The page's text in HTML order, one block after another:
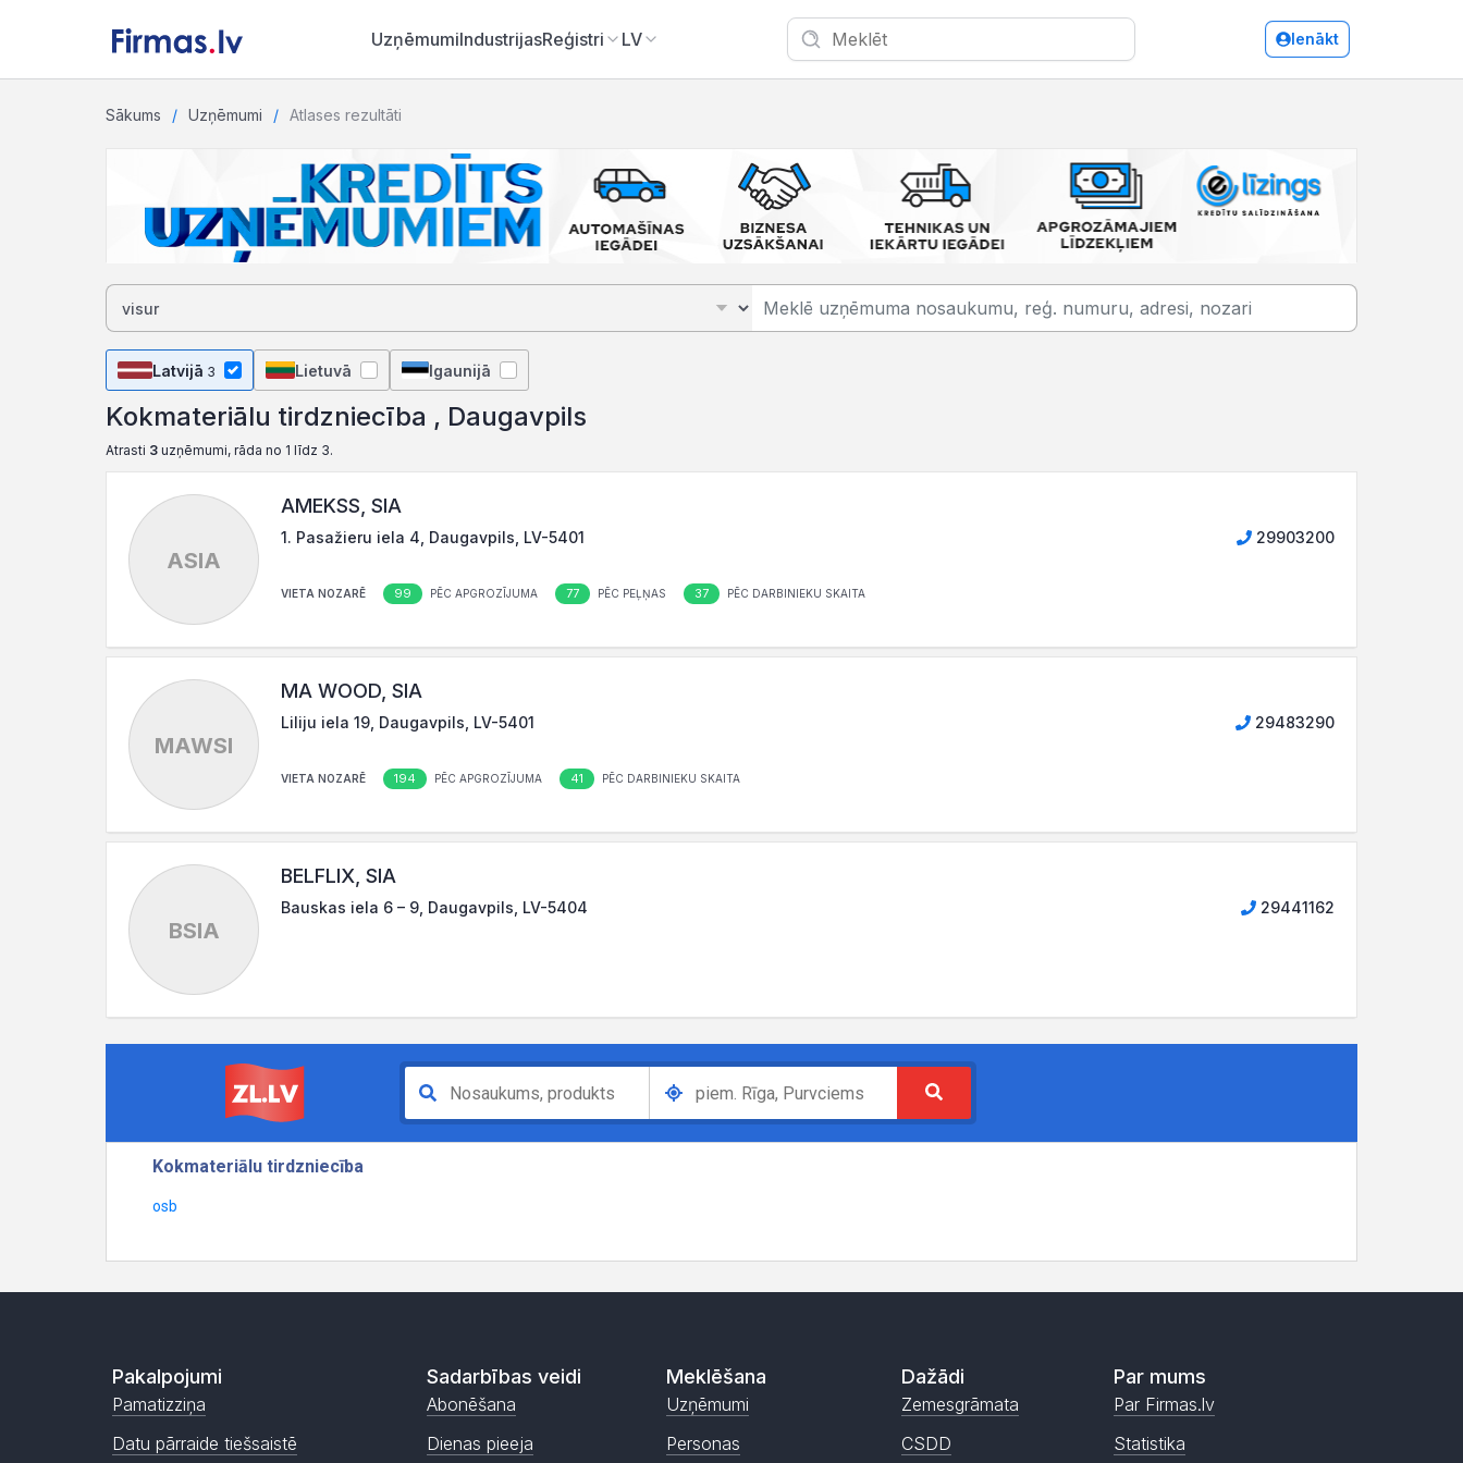
UzņēmumiIndustrijasReģistri LV Ienākt
Sākums Uzņēmumi Atlases rezultāti
Daugavpils/Kokmateriālu tirdzniecība
Latvijā 3 Lietuvā Igaunijā
Kokmateriālu tirdzniecība , Daugavpils
Atrasti 3 uzņēmumi, rāda no 1 līdz 3.
ASIA
AMEKSS, SIA
1. Pasažieru iela 4, Daugavpils, LV-5401 29903200
VIETA NOZARĒ 99 PĒC APGROZĪJUMA 77 PĒC PEĻŅAS 37 PĒC DARBINIEKU SKAITA
MAWSI
MA WOOD, SIA
Liliju iela 19, Daugavpils, LV-5401 29483290
VIETA NOZARĒ 194 PĒC APGROZĪJUMA 41 PĒC DARBINIEKU SKAITA
BSIA
BELFLIX, SIA
Bauskas iela 6 – 9, Daugavpils, LV-5404 29441162
Pakalpojumi
Pamatizziņa
Datu pārraide tiešsaistē
Sadarbības veidi
Abonēšana
Dienas pieeja
Meklēšana
Uzņēmumi
Personas
Dažādi
Zemesgrāmata
CSDD
Par mums
Par Firmas.lv
Statistika